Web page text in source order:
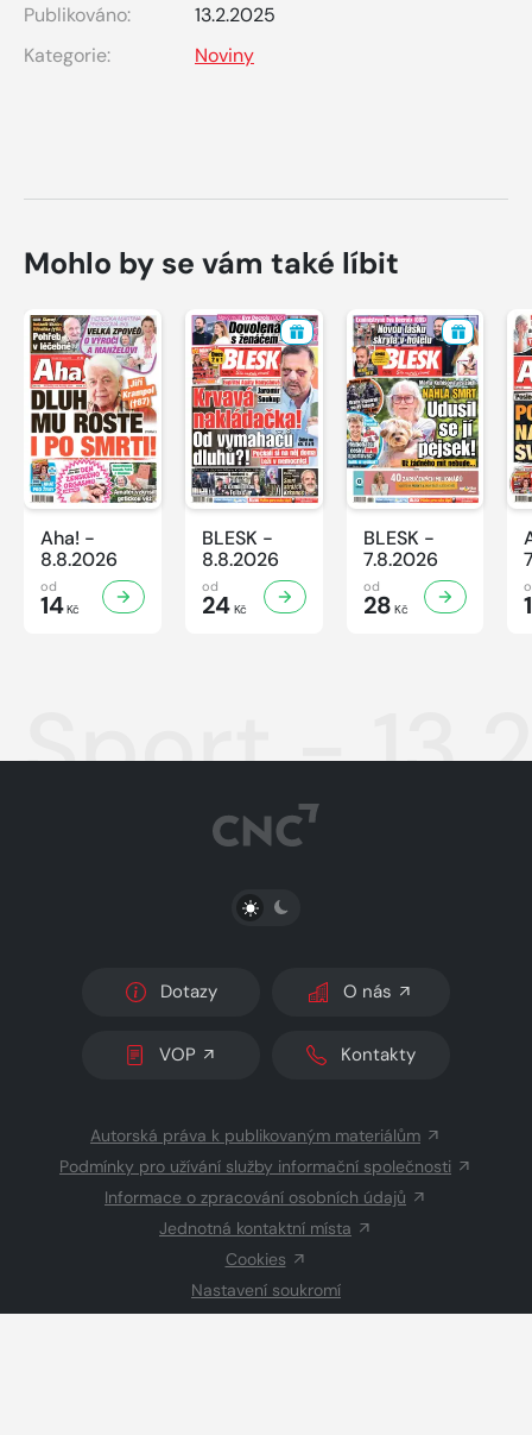
Publikováno:
13.2.2025
Kategorie:
Noviny
Mohlo by se vám také líbit
Aha! -
8.8.2026
od
14Kč
BLESK -
8.8.2026
od
24Kč
BLESK -
7.8.2026
od
28 Kč
Sport -
PŘEPNOUT SVĚTLÝ/TMAVÝ REŽIM
Dotazy O nás
VOP Kontakty
Autorská práva k publikovaným materiálům
Podmínky pro užívání služby informační společnosti
Informace o zpracování osobních údajů
Jednotná kontaktní místa
Cookies
Nastavení soukromí
Inzerce